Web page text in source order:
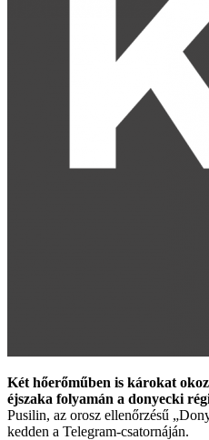
Két hőerőműben is károkat
éjszaka folyamán a donyecki
Pusilin, az orosz ellenőrzésű
kedden a Telegram-csatornáján.